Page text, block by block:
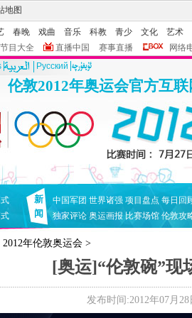
地图
春晚 戏曲 音乐 科教 青少 文化
艺术
节目大全 直播中国 赛事直播
网络
Pусский
伦敦2012年奥运会官方互
新
闻
中国军团 世界诸强 项目盘点 每日回
独家评论 奥运画报 比赛场馆 伦敦攻
2012年伦敦奥运会 >
[奥运]“伦敦碗”现
发布时间:2012年07月